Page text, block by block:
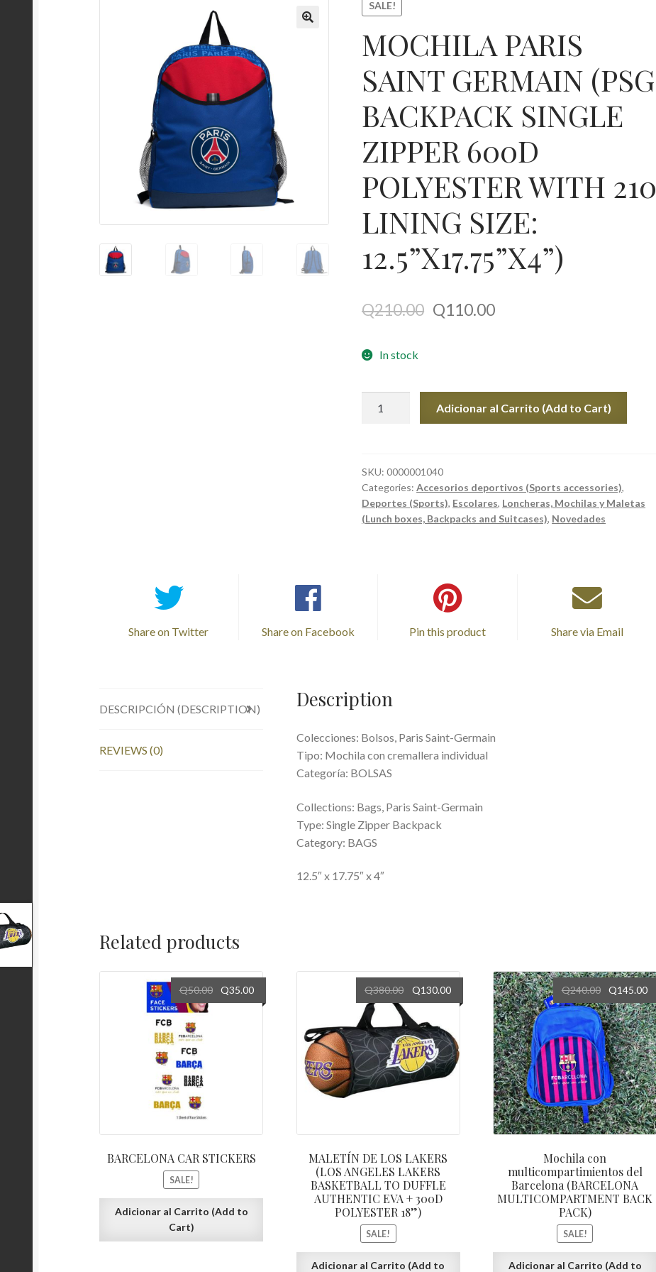
Política de Privacidad Quienes somos? Register (Registrarse)ShopTérminos y condiciones
SALE!
MOCHILA PARIS
SAINT GERMAIN (PSG
BACKPACK SINGLE
ZIPPER 600D
POLYESTER WITH 210
LINING SIZE:
12.5”X17.75”X4”)
Q210.00 Q110.00
In stock
(PSG
BACKPACK
SINGLE
ZIPPER
Adicionar al Carrito (Add to Cart)
SKU:0000001040
Categories:Accesorios deportivos (Sports accessories),
Deportes (Sports), Escolares, Loncheras, Mochilas y Maletas
(Lunch boxes, Backpacks and Suitcases), Novedades
Share on Twitter Share on Facebook Pin this product Share via Email
DESCRIPCIÓN (DESCRIPTION)
REVIEWS (0)
Description
Colecciones: Bolsos, Paris Saint-Germain
Tipo: Mochila con cremallera individual
Categoría: BOLSAS
Collections: Bags, Paris Saint-Germain
Type: Single Zipper Backpack
Category: BAGS
12.5″ x 17.75″ x 4″
Related products
BARCELONA CAR STICKERS
SALE!
Q50.00 Q35.00
Adicionar al Carrito (Add to
Cart)
MALETÍN DE LOS LAKERS
(LOS ANGELES LAKERS
BASKETBALL TO DUFFLE
AUTHENTIC EVA + 300D
POLYESTER 18”)
SALE!
Q380.00 Q130.00
Adicionar al Carrito (Add to
Mochila con
multicompartimientos del
Barcelona (BARCELONA
MULTICOMPARTMENT BACK
PACK)
SALE!
Q240.00 Q145.00
Adicionar al Carrito (Add to